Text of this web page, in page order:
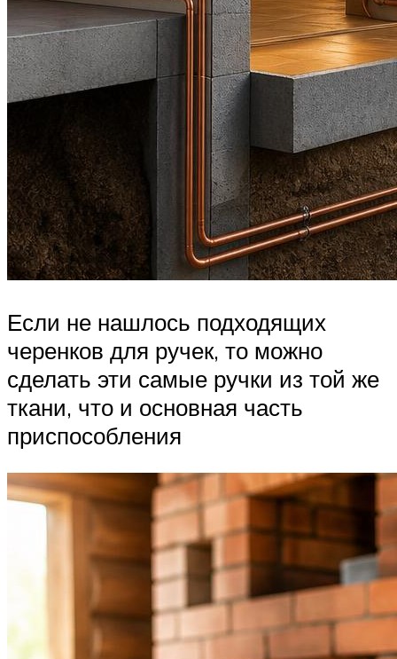
Если не нашлось подходящих
черенков для ручек, то можно
сделать эти самые ручки из той же
ткани, что и основная часть
приспособления